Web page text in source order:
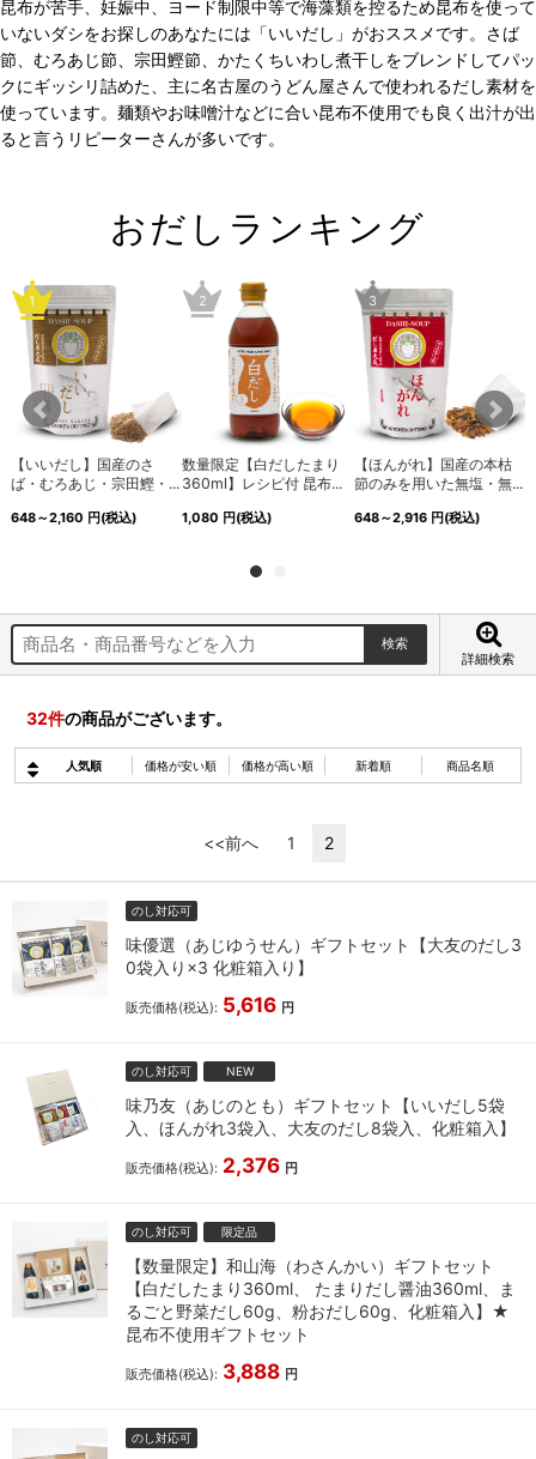
昆布が苦手、妊娠中、ヨード制限中等で海藻類を控るため昆布を使って
いないダシをお探しのあなたには「いいだし」がおススメです。さば
節、むろあじ節、宗田鰹節、かたくちいわし煮干しをブレンドしてパッ
クにギッシリ詰めた、主に名古屋のうどん屋さんで使われるだし素材を
使っています。麺類やお味噌汁などに合い昆布不使用でも良く出汁が出
ると言うリピーターさんが多いです。
おだしランキング
1
【いいだし】国産のさ
ば・むろあじ・宗田鰹・...
648～2,160 円 (税込)
2
数量限定【白だしたまり
360ml】レシピ付 昆布...
1,080 円 (税込)
3
【ほんがれ】国産の本枯
節のみを用いた無塩・無...
648～2,916円 (税込)
詳細検索
32件の商品がございます。
人気順 価格が安い順 価格が高い順 新着順 商品名順
<<前へ 1 2
のし対応可
味優選（あじゆうせん）ギフトセット【大友のだし3
0袋入り×3 化粧箱入り】
販売価格(税込): 5,616 円
のし対応可 NEW
味乃友（あじのとも）ギフトセット【いいだし5袋
入、ほんがれ3袋入、大友のだし8袋入、化粧箱入】
販売価格(税込): 2,376 円
のし対応可 限定品
【数量限定】和山海（わさんかい）ギフトセット
【白だしたまり360ml、 たまりだし醤油360ml、ま
るごと野菜だし60g、粉おだし60g、化粧箱入】★
昆布不使用ギフトセット
販売価格(税込): 3,888 円
のし対応可